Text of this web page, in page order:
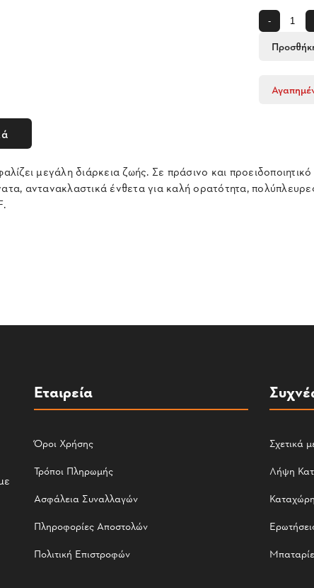
-
μεγάλη διάρκεια ζωής. Σε πράσινο και
αντανακλαστικά ένθετα για καλή ορατότητα,
Εταιρεία
Όροι Χρήσης
Τρόποι Πληρωμής
Ασφάλεια Συναλλαγών
Πληροφορίες Αποστολών
Πολιτική Επιστροφών
Σχετικά
Λήψη